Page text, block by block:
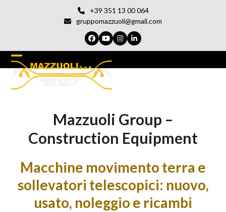
+39 351 13 00 064
gruppomazzuoli@gmail.com
Facebook
YouTubeInstagram
LinkedIn
Open
mobile
Chiudi
cellulare
Mazzuoli Group –
Construction Equipment
Macchine movimento terra e
sollevatori telescopici: nuovo,
usato, noleggio e ricambi